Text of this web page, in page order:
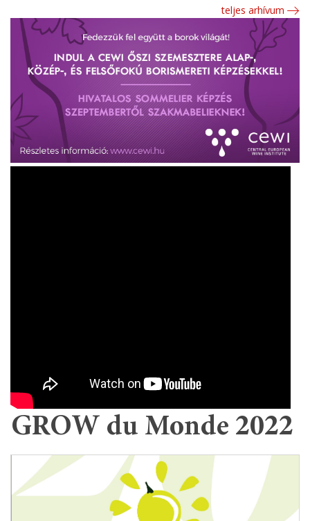
teljes arhívum
GROW du Monde 2022